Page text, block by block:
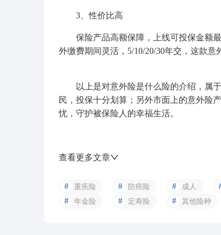
3、性价比高
保险产品高额保障，上线可投保金额最
外缴费期间灵活，5/10/20/30年交，这款意
以上是对意外险是什么险的介绍，属于
民，投保十分划算；另外市面上的意外险
忧，守护被保险人的幸福生活。
查看更多文章
重疾险 防癌险 成人
年金险
定寿险 其他险种